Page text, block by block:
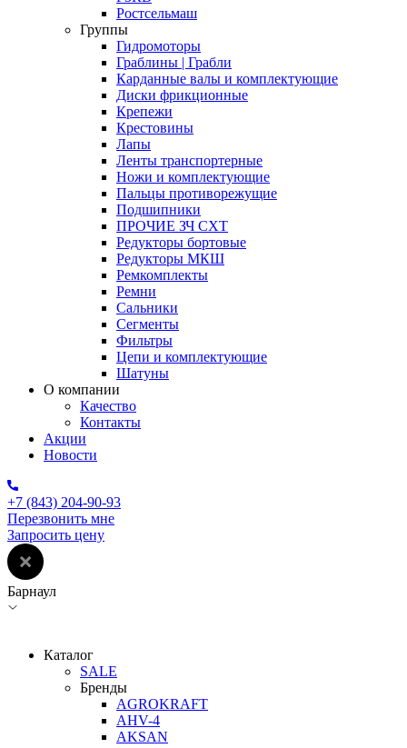
Ростсельмаш
Группы
Гидромоторы
Граблины | Грабли
Карданные валы и комплектующие
Диски фрикционные
Крепежи
Крестовины
Лапы
Ленты транспортерные
Ножи и комплектующие
Пальцы противорежущие
Подшипники
ПРОЧИЕ ЗЧ СХТ
Редукторы бортовые
Редукторы МКШ
Ремкомплекты
Ремни
Сальники
Сегменты
Фильтры
Цепи и комплектующие
Шатуны
О компании
Качество
Контакты
Акции
Новости
+7 (843) 204-90-93
Перезвонить мне
Запросить цену
Барнаул
Каталог
SALE
Бренды
AGROKRAFT
AHV-4
AKSAN